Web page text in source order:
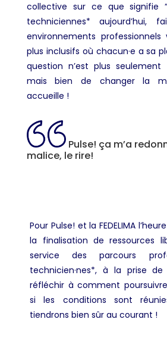
collective sur ce que signifie
techniciennes* aujourd’hui,
environnements
plus inclusifs où chacun·e a sa
question n’est plus seulement
mais bien de changer la
accueille !
Pulse! ça m’a
malice, le rire!
Pour Pulse! et la FEDELIMA
la finalisation de ressources
service des parcours
technicien·nes*, à la prise
réfléchir à comment
si les conditions sont
tiendrons bien sûr au courant !